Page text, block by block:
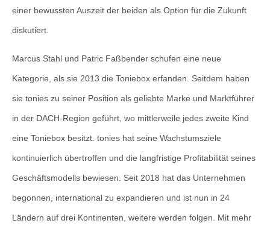
einer bewussten Auszeit der beiden als Option für die Zukunft
diskutiert.
Marcus Stahl und Patric Faßbender schufen eine neue
Kategorie, als sie 2013 die Toniebox erfanden. Seitdem haben
sie tonies zu seiner Position als geliebte Marke und Marktführer
in der DACH-Region geführt, wo mittlerweile jedes zweite Kind
eine Toniebox besitzt. tonies hat seine Wachstumsziele
kontinuierlich übertroffen und die langfristige Profitabilität seines
Geschäftsmodells bewiesen. Seit 2018 hat das Unternehmen
begonnen, international zu expandieren und ist nun in 24
Ländern auf drei Kontinenten, weitere werden folgen. Mit mehr